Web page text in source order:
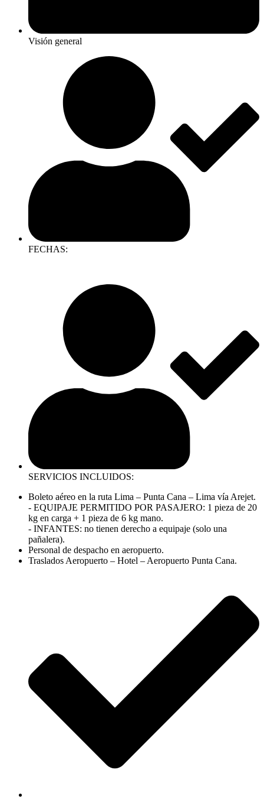
Visión general
FECHAS:
SERVICIOS INCLUIDOS:
Boleto aéreo en la ruta Lima – Punta Cana – Lima vía Arejet.
- EQUIPAJE PERMITIDO POR PASAJERO: 1 pieza de 20
kg en carga + 1 pieza de 6 kg mano.
- INFANTES: no tienen derecho a equipaje (solo una
pañalera).
Personal de despacho en aeropuerto.
Traslados Aeropuerto – Hotel – Aeropuerto Punta Cana.